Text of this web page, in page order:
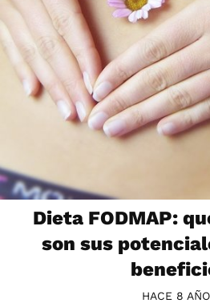
Dieta FODMAP:
son sus
HACE 8